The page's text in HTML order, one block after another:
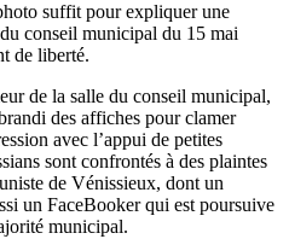
suffit pour expliquer une
conseil municipal du 15 mai
de liberté.
de la salle du conseil municipal,
des affiches pour clamer
avec l’appui de petites
sont confrontés à des plaintes
de Vénissieux, dont un
un FaceBooker qui est poursuive
municipal.